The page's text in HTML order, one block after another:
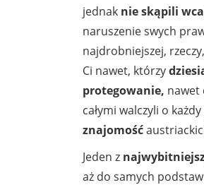
jednak nie skąpili
naruszenie swych
najdrobniejszej,
Ci nawet, którzy
protegowanie, nawet
całymi walczyli o
znajomość
Jeden z
aż do samych